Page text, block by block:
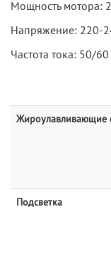
Мощность мотора:
Напряжение: 220-
Частота тока: 50/60
Жироулавливающие
Подсветка